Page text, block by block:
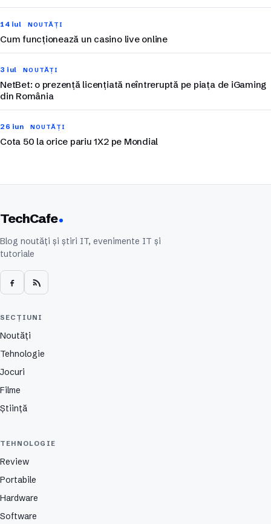
14 iul NOUTĂȚI
Cum funcționează un casino live online
3 iul NOUTĂȚI
NetBet: o prezență licențiată neîntreruptă pe piața de iGaming
din România
26 iun NOUTĂȚI
Cota 50 la orice pariu 1X2 pe Mondial
TechCafe
Blog noutăți și știri IT, evenimente IT și
tutoriale
SECȚIUNI
Noutăți
Tehnologie
Jocuri
Filme
Știință
TEHNOLOGIE
Review
Portabile
Hardware
Software